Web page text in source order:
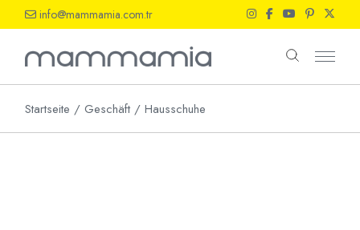
the
info@mammamia.com.tr
Startseite Geschäft Hausschuhe